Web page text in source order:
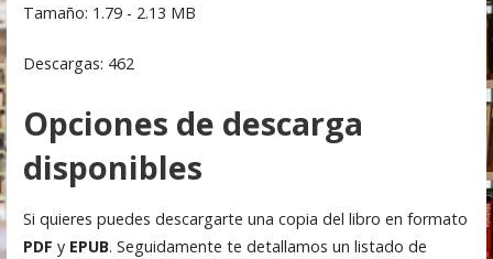
Tamaño: 1.79 - 2.13 MB
Descargas: 462
Opciones de descarga
disponibles
Si quieres puedes descargarte una copia del libro en formato
PDF y EPUB. Seguidamente te detallamos un listado de